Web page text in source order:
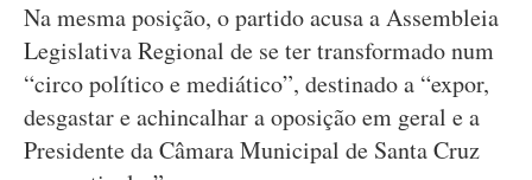
Na mesma posição, o partido acusa a Assembleia
Legislativa Regional de se ter transformado num
“circo político e mediático”, destinado a “expor,
desgastar e achincalhar a oposição em geral e a
Presidente da Câmara Municipal de Santa Cruz